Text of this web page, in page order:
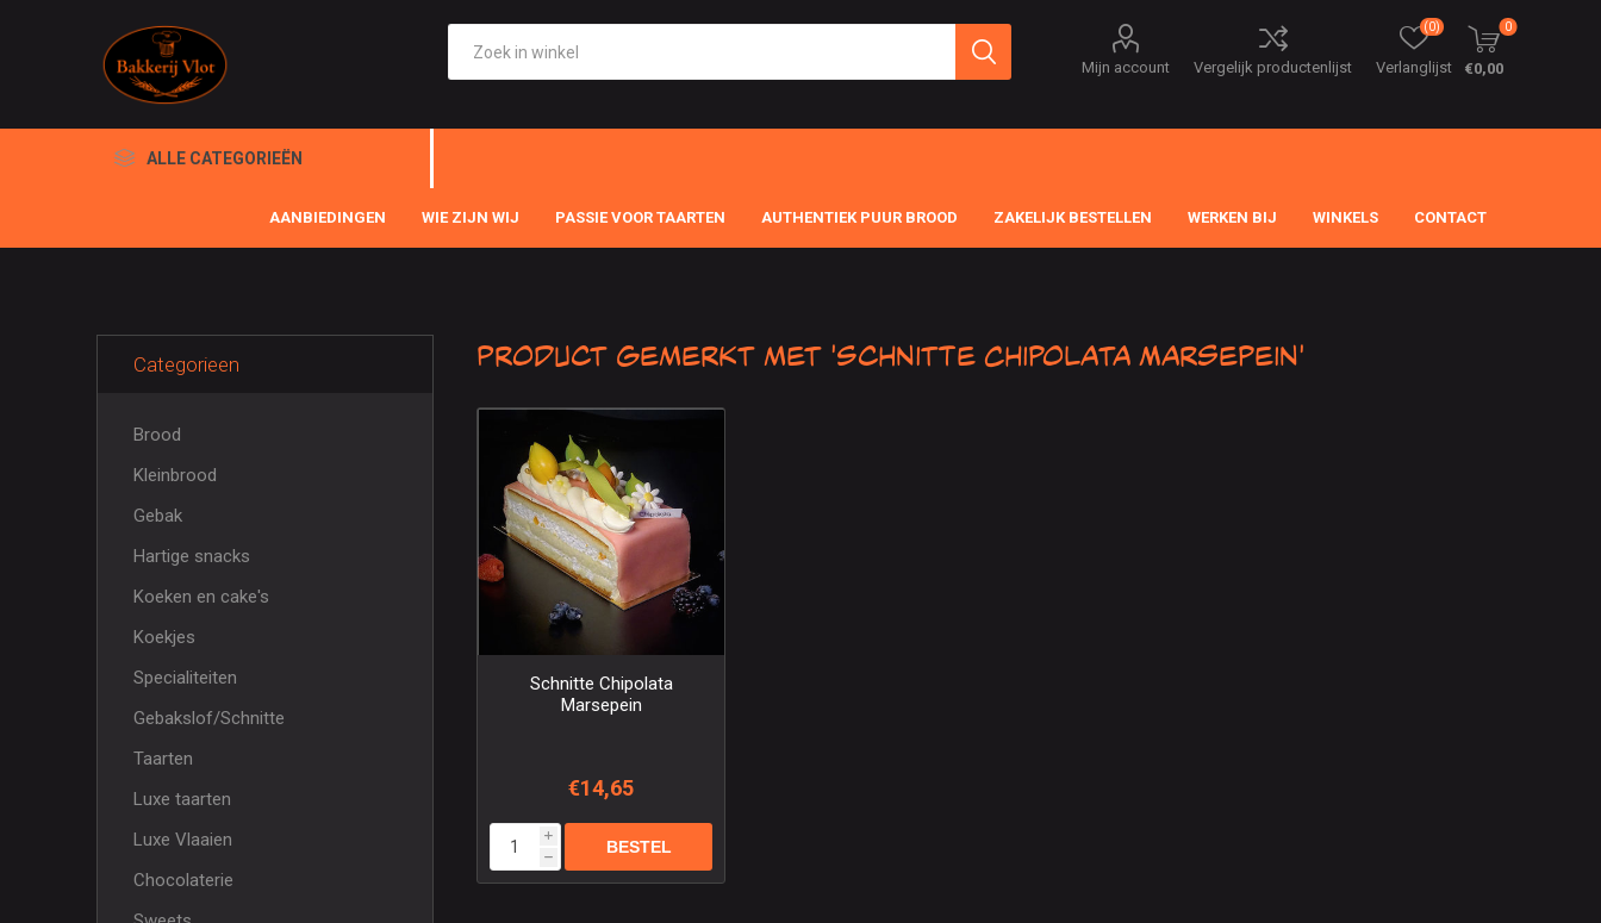
Mijn account Vergelijk productenlijst Verlanglijst
(0) 0
€0,00
ALLE CATEGORIEËN
AANBIEDINGEN WIE ZIJN WIJ PASSIE VOOR TAARTEN AUTHENTIEK PUUR BROOD ZAKELIJK BESTELLEN WERKEN BIJ WINKELS CONTACT
Product gemerkt met 'Schnitte Chipolata Marsepein'
Schnitte Chipolata
Marsepein
€14,65
i
h
Categorieen
Brood
Kleinbrood
Gebak
Hartige snacks
Koeken en cake's
Koekjes
Specialiteiten
Gebakslof/Schnitte
Taarten
Luxe taarten
Luxe Vlaaien
Chocolaterie